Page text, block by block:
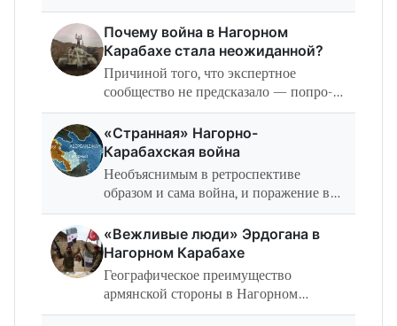
об­стоятельств. коренящихся в
специфике эпохи распада СССР.
Жители Армении и армяне Карабаха
были достаточно…
Почему война в Нагорном
Карабахе стала неожиданной?
Причиной того, что экспертное
сообщество не предсказало — попро­
сту говоря, прохлопало — эту войну,
можно счесть специфику построения
нау­ки и политической аналитики в
Армении и,…
«Странная» Нагорно-
Карабахская война
Необъяснимым в ретроспективе
образом и сама война, и поражение в
ней ока­зались неожиданностью для
армянских экспертов, политиков и
широкой пуб­лики. И это при том, что…
«Вежливые люди» Эрдогана в
Нагорном Карабахе
Географическое преимущество
армянской стороны в Нагорном
Карабахе ней­трализовалось